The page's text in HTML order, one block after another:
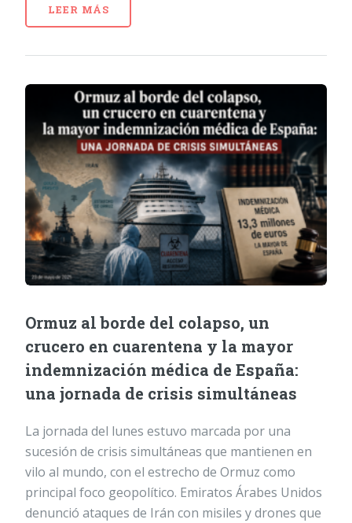
LEER MÁS
Ormuz al borde del colapso, un
crucero en cuarentena y la mayor
indemnización médica de España:
una jornada de crisis simultáneas
La jornada del lunes estuvo marcada por una
sucesión de crisis simultáneas que mantienen en
vilo al mundo, con el estrecho de Ormuz como
principal foco geopolítico. Emiratos Árabes Unidos
denunció ataques de Irán con misiles y drones que